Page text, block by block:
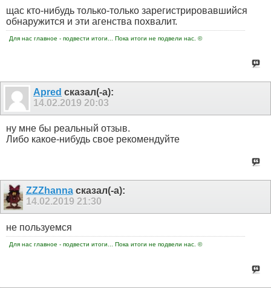
щас кто-нибудь только-только зарегистрировавшийся
обнаружится и эти агенства похвалит.
Для нас главное - подвести итоги... Пока итоги не подвели нас. ©
Apred сказал(-а):
14.02.2019 20:03
ну мне бы реальный отзыв.
Либо какое-нибудь свое рекомендуйте
ZZZhannaсказал(-а):
14.02.2019 21:30
не пользуемся
Для нас главное - подвести итоги... Пока итоги не подвели нас. ©